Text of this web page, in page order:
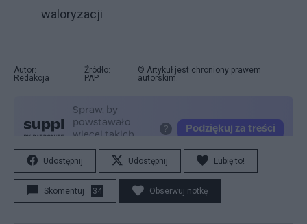
waloryzacji
Autor:
Redakcja
Źródło:
PAP
© Artykuł jest chroniony prawem
autorskim.
Udostępnij Udostępnij Lubię to!
Skomentuj 34 Obserwuj notkę